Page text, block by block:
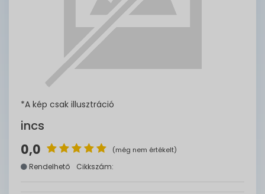
*A kép csak illusztráció
incs
0,0 (még nem értékelt)
Rendelhető Cikkszám: